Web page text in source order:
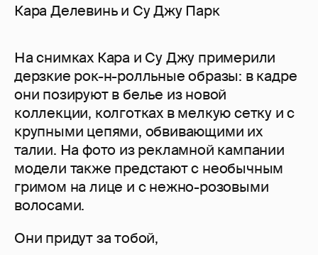
Кара Делевинь и Су Джу Парк
На снимках Кара и Су Джу примерили
дерзкие рок-н-ролльные образы: в кадре
они позируют в белье из новой
коллекции, колготках в мелкую сетку и с
крупными цепями, обвивающими их
талии. На фото из рекламной кампании
модели также предстают с необычным
гримом на лице и с нежно-розовыми
волосами.
Они придут за тобой,